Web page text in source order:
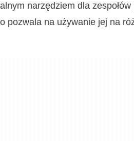
narzędziem dla
pozwala na używanie jej na